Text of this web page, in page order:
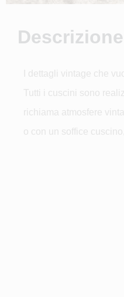
I dettagli vintage che
Tutti i cuscini sono
richiama atmosfere
o con un soffice